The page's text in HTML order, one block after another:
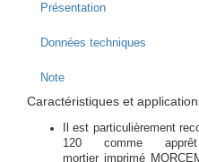
Présentation
Données techniques
Note
Caractéristiques et
Il est particulièrement
120 comme
mortier imprimé